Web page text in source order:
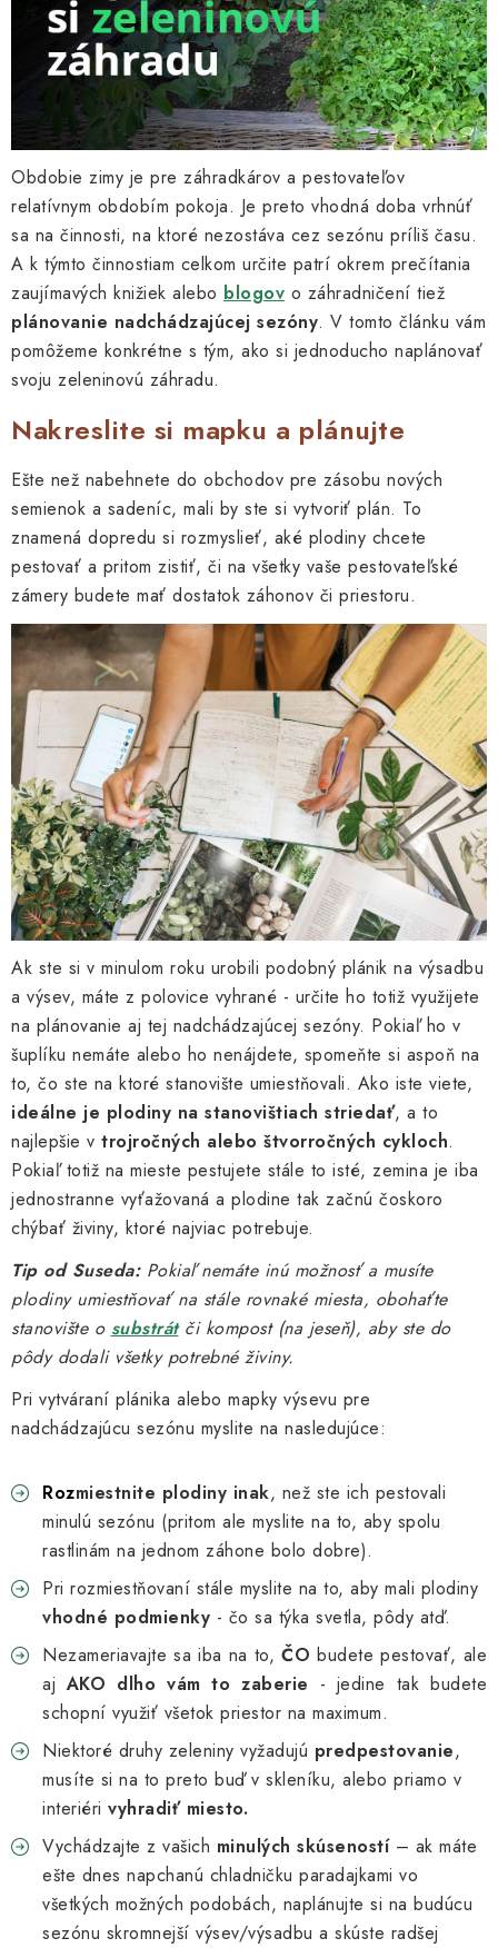
Obdobie zimy je pre záhradkárov a pestovateľov
relatívnym obdobím pokoja. Je preto vhodná doba vrhnúť
sa na činnosti, na ktoré nezostáva cez sezónu príliš času.
A k týmto činnostiam celkom určite patrí okrem prečítania
zaujímavých knižiek alebo blogov o záhradničení tiež
plánovanie nadchádzajúcej sezóny. V tomto článku vám
pomôžeme konkrétne s tým, ako si jednoducho naplánovať
svoju zeleninovú záhradu.
Nakreslite si mapku a plánujte
Ešte než nabehnete do obchodov pre zásobu nových
semienok a sadeníc, mali by ste si vytvoriť plán. To
znamená dopredu si rozmyslieť, aké plodiny chcete
pestovať a pritom zistiť, či na všetky vaše pestovateľské
zámery budete mať dostatok záhonov či priestoru.
Ak ste si v minulom roku urobili podobný plánik na výsadbu
a výsev, máte z polovice vyhrané - určite ho totiž využijete
na plánovanie aj tej nadchádzajúcej sezóny. Pokiaľ ho v
šuplíku nemáte alebo ho nenájdete, spomeňte si aspoň na
to, čo ste na ktoré stanovište umiestňovali. Ako iste viete,
ideálne je plodiny na stanovištiach striedať, a to
najlepšie v trojročných alebo štvorročných cykloch.
Pokiaľ totiž na mieste pestujete stále to isté, zemina je iba
jednostranne vyťažovaná a plodine tak začnú čoskoro
chýbať živiny, ktoré najviac potrebuje.
Tip od Suseda: Pokiaľ nemáte inú možnosť a musíte
plodiny umiestňovať na stále rovnaké miesta, obohaťte
stanovište o substrát či kompost (na jeseň), aby ste do
pôdy dodali všetky potrebné živiny.
Pri vytváraní plánika alebo mapky výsevu pre
nadchádzajúcu sezónu myslite na nasledujúce:
Rozmiestnite plodiny inak, než ste ich pestovali
minulú sezónu (pritom ale myslite na to, aby spolu
rastlinám na jednom záhone bolo dobre).
Pri rozmiestňovaní stále myslite na to, aby mali plodiny
vhodné podmienky - čo sa týka svetla, pôdy atď.
Nezameriavajte sa iba na to, ČO budete pestovať, ale
ajAKO dlho vám to zaberie - jedine tak budete
schopní využiť všetok priestor na maximum.
Niektoré druhy zeleniny vyžadujú predpestovanie,
musíte si na to preto buď v skleníku, alebo priamo v
interiéri vyhradiť miesto.
Vychádzajte z vašich minulých skúseností– ak máte
ešte dnes napchanú chladničku paradajkami vo
všetkých možných podobách, naplánujte si na budúcu
sezónu skromnejší výsev/výsadbu a skúste radšej